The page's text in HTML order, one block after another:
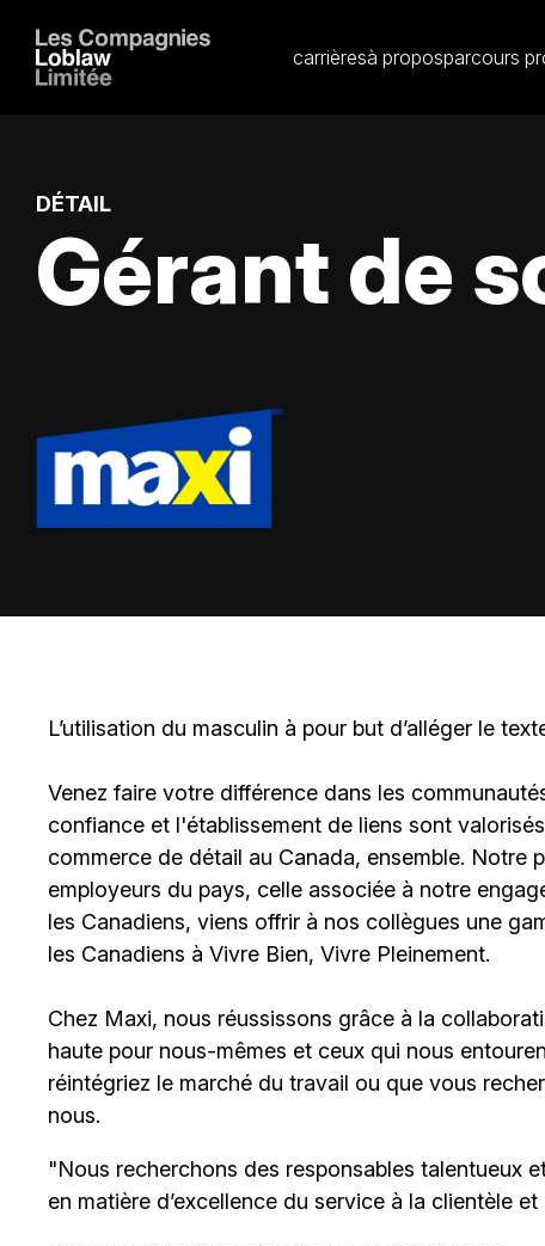
carrièresà proposparcours
DÉTAIL
Gérant de
L’utilisation du masculin à pour but d’alléger le
Venez faire votre différence dans les
confiance et l'établissement de liens sont
commerce de détail au Canada, ensemble. Notre
employeurs du pays, celle associée à notre
les Canadiens, viens offrir à nos collègues une
les Canadiens à Vivre Bien, Vivre Pleinement.
Chez Maxi, nous réussissons grâce à la
haute pour nous-mêmes et ceux qui nous
réintégriez le marché du travail ou que vous
nous.
"Nous recherchons des responsables talentueux
en matière d’excellence du service à la clientèle